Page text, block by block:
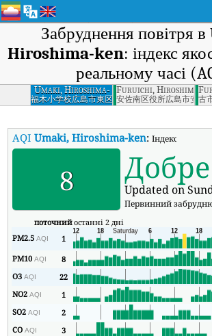
Забруднення повітря в
Hiroshima-ken: індекс
реальному часі
Umaki, Hiroshima-
ken
福木小学校広島市東区
Furuichi, Hiroshima-
安佐南区役所広島市安佐
古
AQIUmaki, Hiroshima-ken:Індекс
8 Добре
Updated on
Первинний
поточнийостанні 2 дні
PM2.5AQI 1
PM10AQI 8
O3AQI 22
NO2AQI 1
SO2AQI 2
COAQI 3